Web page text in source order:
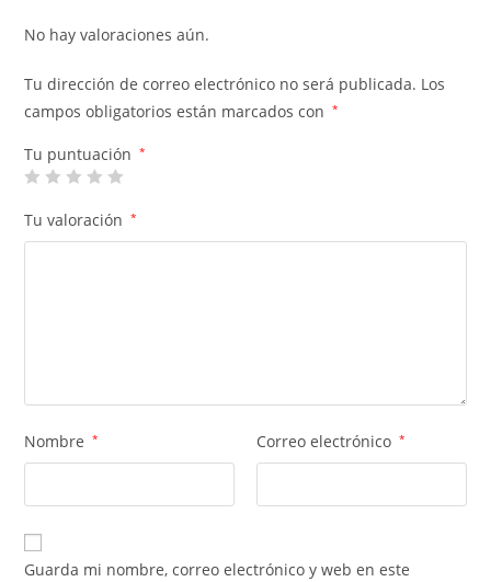
No hay valoraciones aún.
Tu dirección de correo electrónico no será publicada. Los
campos obligatorios están marcados con
*
Tu puntuación *
Tu valoración *
Nombre * Correo electrónico *
Guarda mi nombre, correo electrónico y web en este